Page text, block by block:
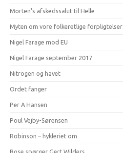
Morten's afskedssalut til Helle
Myten om vore folkeretlige forpligtelser
Nigel Farage mod EU
Nigel Farage september 2017
Nitrogen og havet
Ordet fanger
Per A Hansen
Poul Vejby-Sørensen
Robinson – hykleriet om
Rose spørger Gert Wilders